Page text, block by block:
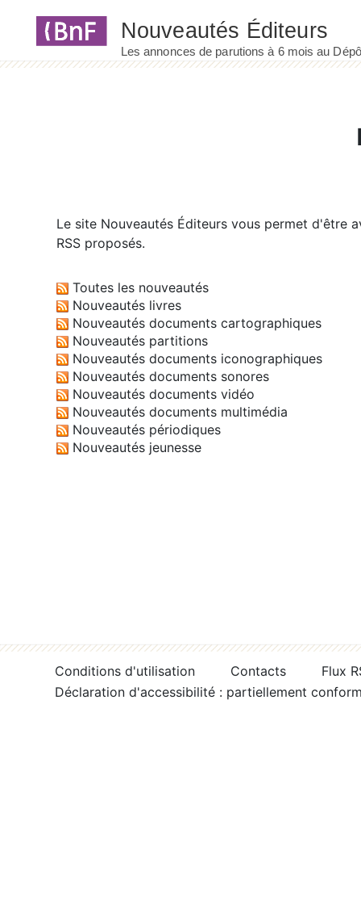
Le site Nouveautés Éditeurs vous permet d'être
RSS proposés.
Toutes les nouveautés
Nouveautés livres
Nouveautés documents cartographiques
Nouveautés partitions
Nouveautés documents iconographiques
Nouveautés documents sonores
Nouveautés documents vidéo
Nouveautés documents multimédia
Nouveautés périodiques
Nouveautés jeunesse
Conditions d'utilisation Contacts
Flux
Déclaration d'accessibilité : partiellement